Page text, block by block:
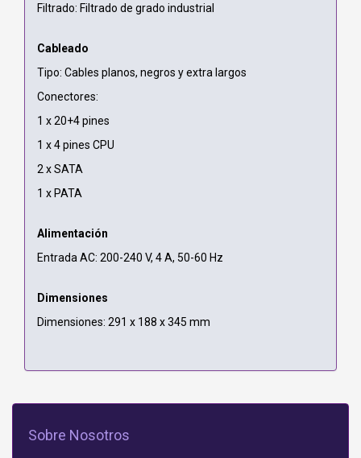
Filtrado: Filtrado de grado industrial
Cableado
Tipo: Cables planos, negros y extra largos
Conectores:
1 x 20+4 pines
1 x 4 pines CPU
2 x SATA
1 x PATA
Alimentación
Entrada AC: 200-240 V, 4 A, 50-60 Hz
Dimensiones
Dimensiones: 291 x 188 x 345 mm
Sobre Nosotros